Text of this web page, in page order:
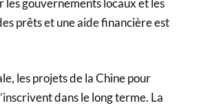
gouvernements locaux et les
prêts et une aide financière est
les projets de la Chine pour
dans le long terme. La